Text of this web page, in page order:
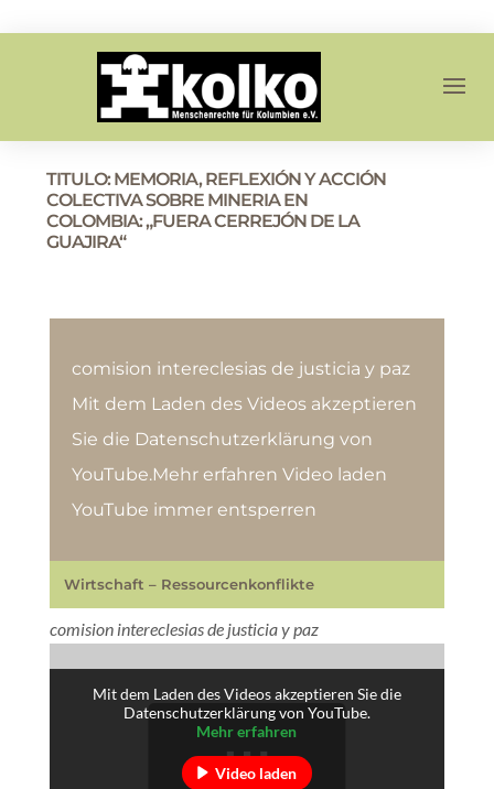
TITULO: MEMORIA, REFLEXIÓN Y ACCIÓN
COLECTIVA SOBRE MINERIA EN
COLOMBIA: „FUERA CERREJÓN DE LA
GUAJIRA“
comision intereclesias de justicia y paz
Mit dem Laden des Videos akzeptieren
Sie die Datenschutzerklärung von
YouTube.Mehr erfahren Video laden
YouTube immer entsperren
Wirtschaft – Ressourcenkonflikte
comision intereclesias de justicia y paz
Mit dem Laden des Videos akzeptieren Sie die
Datenschutzerklärung von YouTube.
Mehr erfahren
Video laden